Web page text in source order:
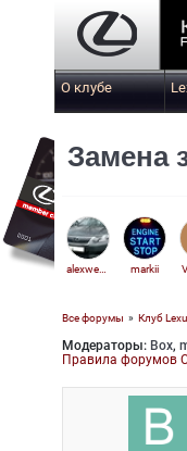
О клубе
Замена
alexweb2 markii
Владимир113
Все форумы » Клуб
Модераторы: Box,
Правила форумов